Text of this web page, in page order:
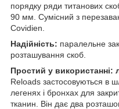
порядку ряди титанових
90 мм. Сумісний з
Covidien.
Надійність: паралельне
розташування скоб.
Простий у використанні:
Reloads застосовуються в
легенях і бронхах для
тканин. Він дає два